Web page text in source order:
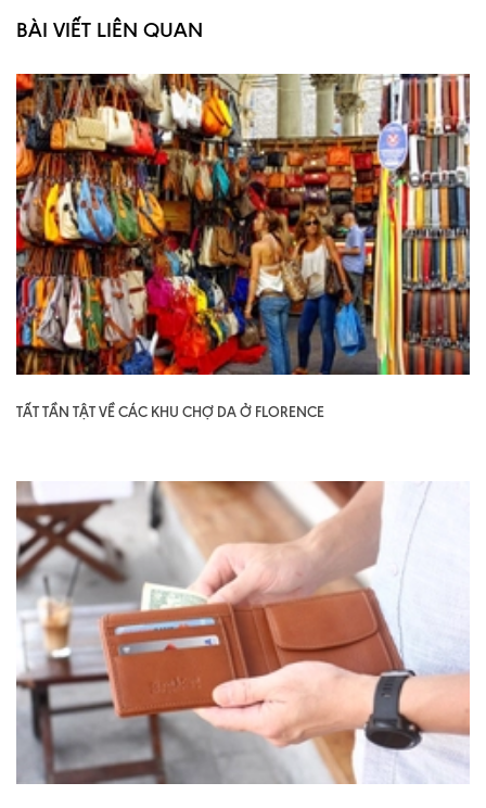
BÀI VIẾT LIÊN QUAN
TẤT TẦN TẬT VỀ CÁC KHU CHỢ DA Ở FLORENCE